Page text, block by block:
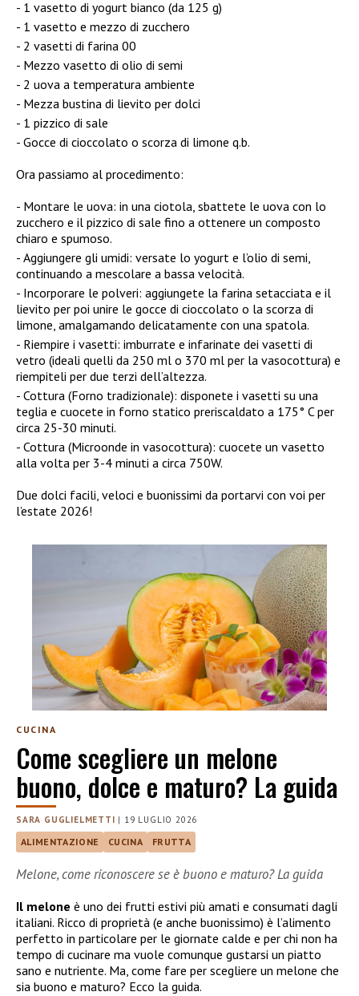
1 vasetto di yogurt bianco (da 125 g)
1 vasetto e mezzo di zucchero
2 vasetti di farina 00
Mezzo vasetto di olio di semi
2 uova a temperatura ambiente
Mezza bustina di lievito per dolci
1 pizzico di sale
Gocce di cioccolato o scorza di limone q.b.
Ora passiamo al procedimento:
Montare le uova: in una ciotola, sbattete le uova con lo
zucchero e il pizzico di sale fino a ottenere un composto
chiaro e spumoso.
Aggiungere gli umidi: versate lo yogurt e l’olio di semi,
continuando a mescolare a bassa velocità.
Incorporare le polveri: aggiungete la farina setacciata e il
lievito per poi unire le gocce di cioccolato o la scorza di
limone, amalgamando delicatamente con una spatola.
Riempire i vasetti: imburrate e infarinate dei vasetti di
vetro (ideali quelli da 250 ml o 370 ml per la vasocottura) e
riempiteli per due terzi dell’altezza.
Cottura (Forno tradizionale): disponete i vasetti su una
teglia e cuocete in forno statico preriscaldato a 175° C per
circa 25-30 minuti.
Cottura (Microonde in vasocottura): cuocete un vasetto
alla volta per 3-4 minuti a circa 750W.
Due dolci facili, veloci e buonissimi da portarvi con voi per
l’estate 2026!
CUCINA
Come scegliere un melone
buono, dolce e maturo? La guida
SARA GUGLIELMETTI | 19 LUGLIO 2026
ALIMENTAZIONE CUCINA FRUTTA
Melone, come riconoscere se è buono e maturo? La guida
Il melone è uno dei frutti estivi più amati e consumati dagli
italiani. Ricco di proprietà (e anche buonissimo) è l’alimento
perfetto in particolare per le giornate calde e per chi non ha
tempo di cucinare ma vuole comunque gustarsi un piatto
sano e nutriente. Ma, come fare per scegliere un melone che
sia buono e maturo? Ecco la guida.